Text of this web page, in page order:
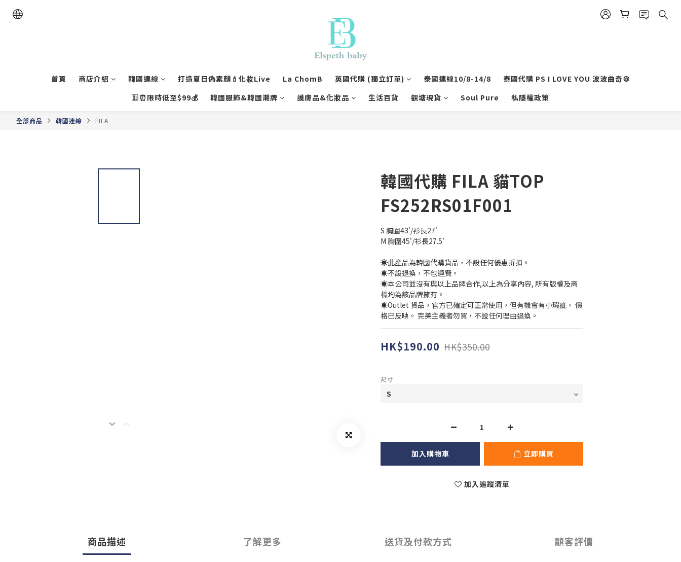
首頁 商店介紹 韓國連線 打造夏日偽素顏💄化妝Live La ChomB 英國代購 (獨立訂單) 泰國連線10/8-14/8
泰國代購 PS I LOVE YOU 波波曲奇🍪
🈹⏰限時低至$99💰
韓國服飾&韓國潮牌 護膚品&化妝品 生活百貨 觀塘現貨 Soul Pure 私隱權政策
全部商品 韓國連線 FILA
韓國代購 FILA 貓TOP
FS252RS01F001
S 胸圍43'/衫長27'
M 胸圍45'/衫長27.5'
☀️此產品為韓國代購貨品，不設任何優惠折扣。
☀️不設退換，不包運費。
☀️本公司並沒有與以上品牌合作,以上為分享內容, 所有版權及商
標均為該品牌擁有。
☀️Outlet 貨品，官方已確定可正常使用，但有機會有小瑕疵， 價
格已反映。 完美主義者勿買，不設任何理由退換。
HK$190.00 HK$350.00
尺寸
加入購物車 立即購買
加入追蹤清單
商品描述 了解更多 送貨及付款方式 顧客評價